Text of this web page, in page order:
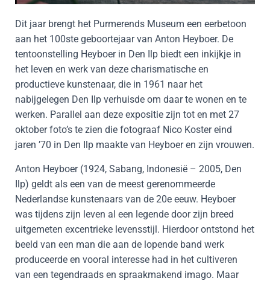
Dit jaar brengt het Purmerends Museum een eerbetoon
aan het 100ste geboortejaar van Anton Heyboer. De
tentoonstelling Heyboer in Den Ilp biedt een inkijkje in
het leven en werk van deze charismatische en
productieve kunstenaar, die in 1961 naar het
nabijgelegen Den Ilp verhuisde om daar te wonen en te
werken. Parallel aan deze expositie zijn tot en met 27
oktober foto’s te zien die fotograaf Nico Koster eind
jaren ’70 in Den Ilp maakte van Heyboer en zijn vrouwen.
Anton Heyboer (1924, Sabang, Indonesië – 2005, Den
Ilp) geldt als een van de meest gerenommeerde
Nederlandse kunstenaars van de 20e eeuw. Heyboer
was tijdens zijn leven al een legende door zijn breed
uitgemeten excentrieke levensstijl. Hierdoor ontstond het
beeld van een man die aan de lopende band werk
produceerde en vooral interesse had in het cultiveren
van een tegendraads en spraakmakend imago. Maar